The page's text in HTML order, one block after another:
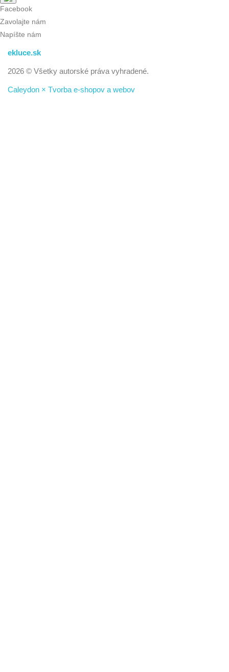
Facebook
Zavolajte nám
Napíšte nám
ekluce.sk
2026 © Všetky autorské práva vyhradené.
Caleydon × Tvorba e-shopov a webov